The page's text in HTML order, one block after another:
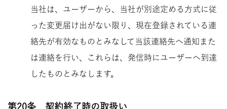
当社は、ユーザーから、当社が別途定める方式に従
った変更届け出がない限り、現在登録されている連
絡先が有効なものとみなして当該連絡先へ通知また
は連絡を行い、これらは、発信時にユーザーへ到達
したものとみなします。
第20条 契約終了時の取扱い